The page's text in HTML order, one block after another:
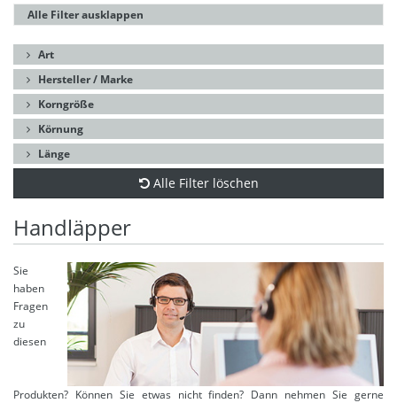
Alle Filter ausklappen
Art
Hersteller / Marke
Korngröße
Körnung
Länge
Alle Filter löschen
Handläpper
Sie
haben
Fragen
zu
diesen
Produkten? Können Sie etwas nicht finden? Dann nehmen Sie gerne